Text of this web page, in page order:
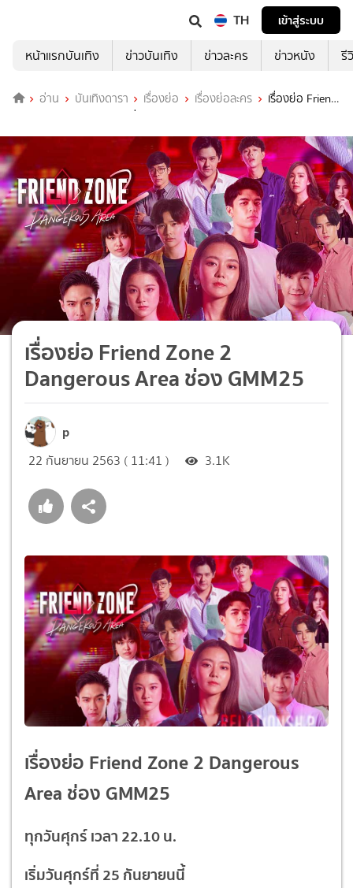
TH
เข้าสู่ระบบ
หน้าแรกบันเทิง
ข่าวบันเทิง ข่าวละคร ข่าวหนัง รี
อ่าน บันเทิงดารา เรื่องย่อ เรื่องย่อละคร
เรื่องย่อ Friend
Zone 2 Dangerous Area ช่อง GMM25
เรื่องย่อ Friend Zone 2
Dangerous Area ช่อง GMM25
p
22 กันยายน 2563 ( 11:41 ) 3.1K
เรื่องย่อ Friend Zone 2 Dangerous
Area ช่อง GMM25
ทุกวันศุกร์ เวลา 22.10 น.
เริ่มวันศุกร์ที่ 25 กันยายนนี้